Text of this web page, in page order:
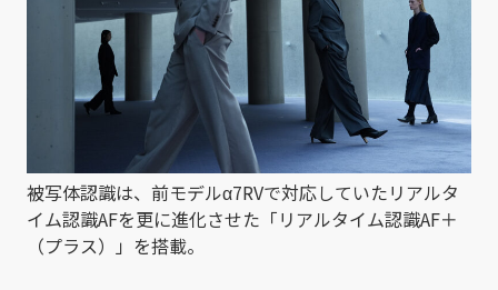
被写体認識は、前モデルα7RVで対応していたリアルタ
イム認識AFを更に進化させた「リアルタイム認識AF＋
（プラス）」を搭載。